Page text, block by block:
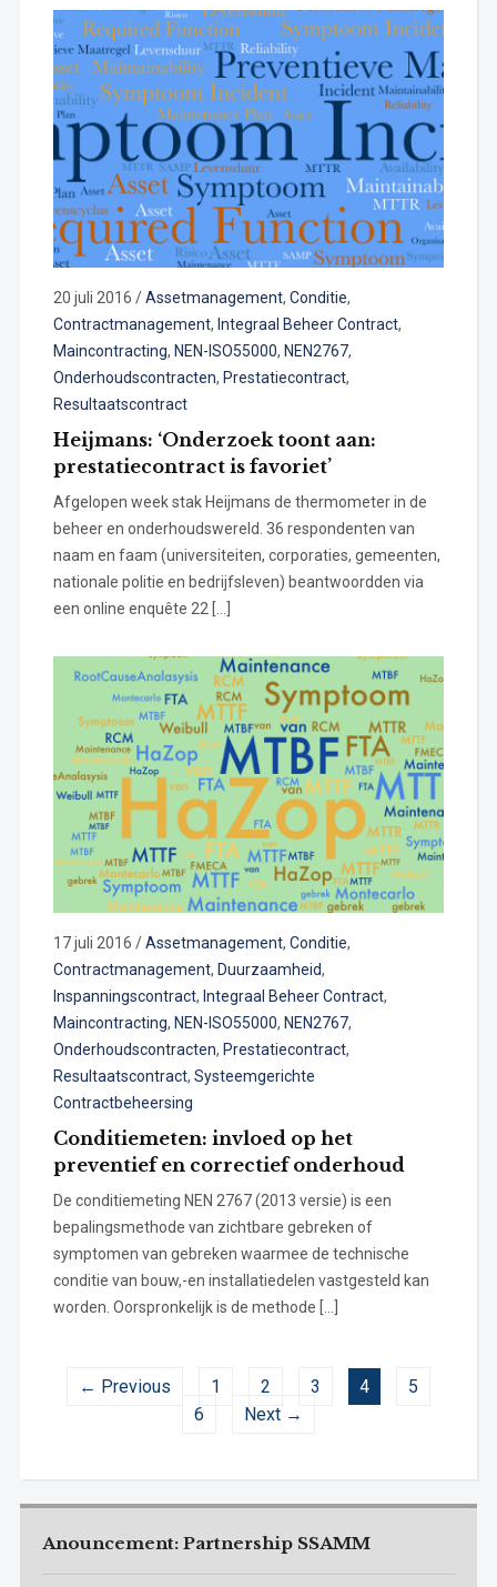
Anouncement: Partnership SSAMM
20 juli 2016 /Assetmanagement, Conditie,
Contractmanagement, Integraal Beheer Contract,
Maincontracting, NEN-ISO55000, NEN2767,
Onderhoudscontracten, Prestatiecontract,
Resultaatscontract
Heijmans: ‘Onderzoek toont aan:
prestatiecontract is favoriet’
Afgelopen week stak Heijmans de thermometer in de
beheer en onderhoudswereld. 36 respondenten van
naam en faam (universiteiten, corporaties, gemeenten,
nationale politie en bedrijfsleven) beantwoordden via
een online enquête 22 […]
17 juli 2016 /Assetmanagement, Conditie,
Contractmanagement, Duurzaamheid,
Inspanningscontract, Integraal Beheer Contract,
Maincontracting, NEN-ISO55000, NEN2767,
Onderhoudscontracten, Prestatiecontract,
Resultaatscontract, Systeemgerichte
Contractbeheersing
Conditiemeten: invloed op het
preventief en correctief onderhoud
De conditiemeting NEN 2767 (2013 versie) is een
bepalingsmethode van zichtbare gebreken of
symptomen van gebreken waarmee de technische
conditie van bouw,-en installatiedelen vastgesteld kan
worden. Oorspronkelijk is de methode […]
← Previous 1 2 3 4
5
6
Next →